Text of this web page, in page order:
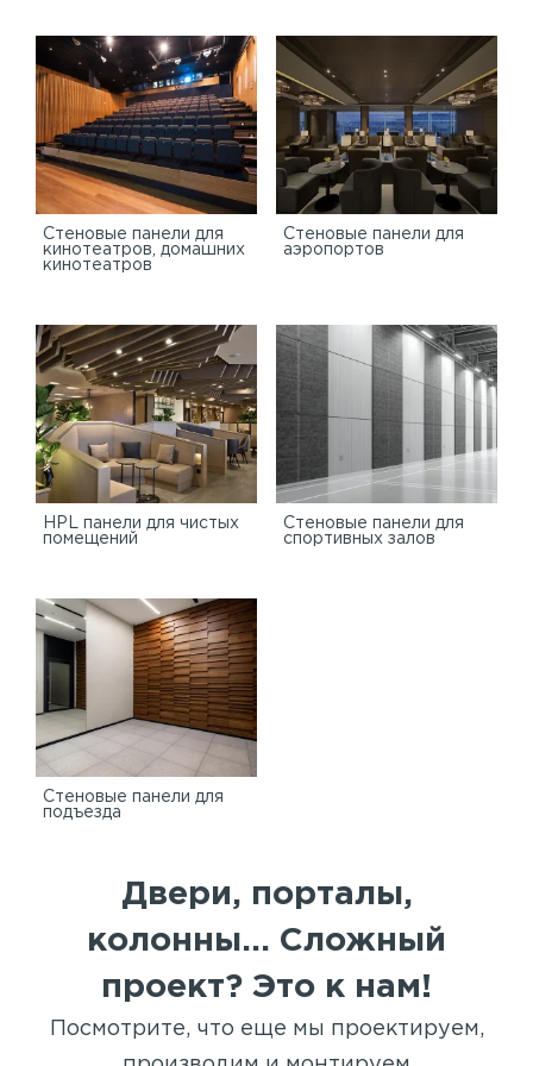
Стеновые панели для
кинотеатров, домашних
кинотеатров
Стеновые панели для
аэропортов
HPL панели для чистых
помещений
Стеновые панели для
спортивных залов
Стеновые панели для
подъезда
Двери, порталы,
колонны... Сложный
проект? Это к нам!
Посмотрите, что еще мы проектируем,